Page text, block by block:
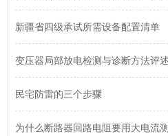
新疆省四级承试所需设备配置清单
变压器局部放电检测与诊断方法评述
民宅防雷的三个步骤
为什么断路器回路电阻要用大电流